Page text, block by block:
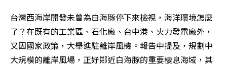
台灣西海岸開發未曾為白海豚停下來檢視，海洋環境怎麼
了？在既有的工業區、石化廠、台中港、火力發電廠外，
又因國家政策，大舉進駐離岸風機。報告中提及，規劃中
大規模的離岸風場，正好鄰近白海豚的重要棲息海域，其